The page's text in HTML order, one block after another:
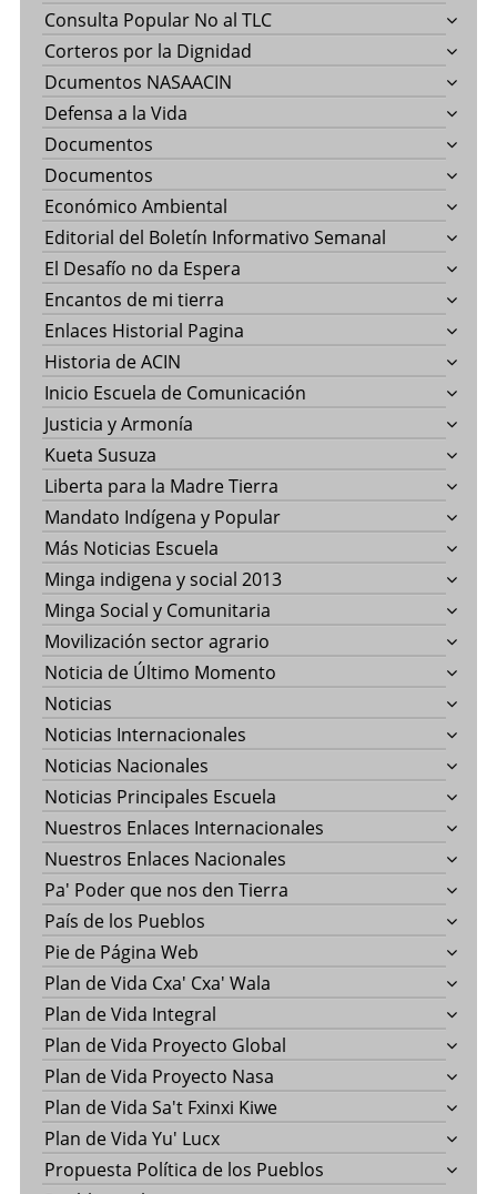
Consulta Popular No al TLC
Corteros por la Dignidad
Dcumentos NASAACIN
Defensa a la Vida
Documentos
Documentos
Económico Ambiental
Editorial del Boletín Informativo Semanal
El Desafío no da Espera
Encantos de mi tierra
Enlaces Historial Pagina
Historia de ACIN
Inicio Escuela de Comunicación
Justicia y Armonía
Kueta Susuza
Liberta para la Madre Tierra
Mandato Indígena y Popular
Más Noticias Escuela
Minga indigena y social 2013
Minga Social y Comunitaria
Movilización sector agrario
Noticia de Último Momento
Noticias
Noticias Internacionales
Noticias Nacionales
Noticias Principales Escuela
Nuestros Enlaces Internacionales
Nuestros Enlaces Nacionales
Pa' Poder que nos den Tierra
País de los Pueblos
Pie de Página Web
Plan de Vida Cxa' Cxa' Wala
Plan de Vida Integral
Plan de Vida Proyecto Global
Plan de Vida Proyecto Nasa
Plan de Vida Sa't Fxinxi Kiwe
Plan de Vida Yu' Lucx
Propuesta Política de los Pueblos